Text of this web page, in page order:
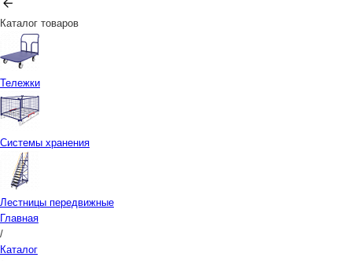
Каталог товаров
Тележки
Системы хранения
Лестницы передвижные
Главная
/
Каталог